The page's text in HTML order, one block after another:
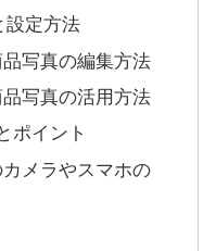
設定方法
写真の編集方法
写真の活用方法
ポイント
メラやスマホの